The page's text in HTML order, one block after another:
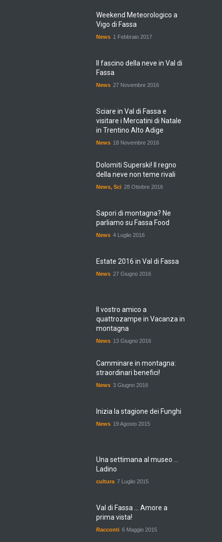
Weekend Meteorologico a
Vigo di Fassa
News 1 Febbraio 2017
Il fascino della neve in Val di
Fassa
News 27 Novembre 2016
Sciare in Val di Fassa e
visitare i Mercatini di Natale
in Trentino Alto Adige
News 18 Novembre 2016
Dolomiti Superski! Il regno
della neve non teme rivali
News, Sci 28 Ottobre 2016
Sapori di montagna? Ne
parliamo su Fassa Food
News 4 Luglio 2016
Estate 2016 in Val di Fassa
News 27 Giugno 2016
Il vostro amico a
quattrozampe in Vacanza in
montagna
News 13 Giugno 2016
Camminare in montagna:
straordinari benefici!
News 3 Giugno 2016
Inizia la stagione dei Funghi
News 19 Agosto 2015
Una settimana al museo ...
Ladino
cultura 7 Luglio 2015
Val di Fassa ... Amore a
prima vista!
Racconti 6 Maggio 2015